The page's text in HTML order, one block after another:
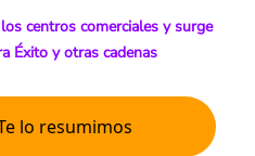
centros comerciales y surge
Éxito y otras cadenas
lo resumimos